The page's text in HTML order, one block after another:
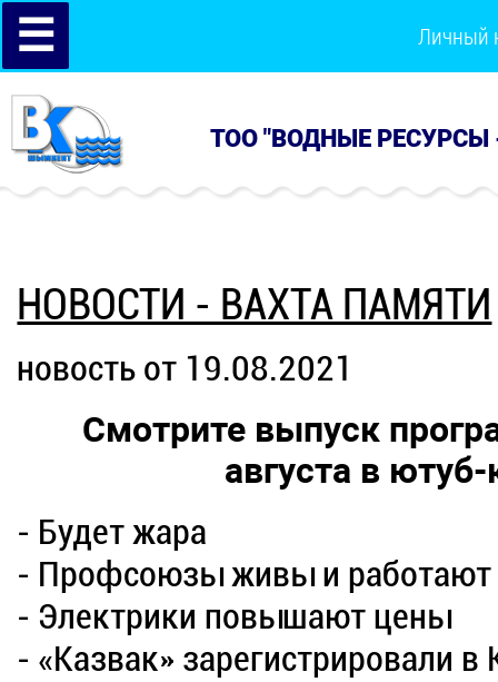
☰ Личный
ТОО "ВОДНЫЕ РЕСУРСЫ
НОВОСТИ - ВАХТА ПАМЯТИ
новость от 19.08.2021
Смотрите выпуск
августа в
- Будет жара
- Профсоюзы живы и работают
- Электрики повышают цены
- «Казвак» зарегистрировали